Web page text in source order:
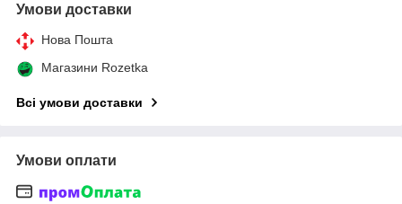
Умови доставки
Нова Пошта
Магазини Rozetka
Всі умови доставки
Умови оплати